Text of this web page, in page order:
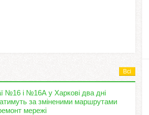
Всі
№16 і №16А у Харкові два дні
за зміненими маршрутами
мережі